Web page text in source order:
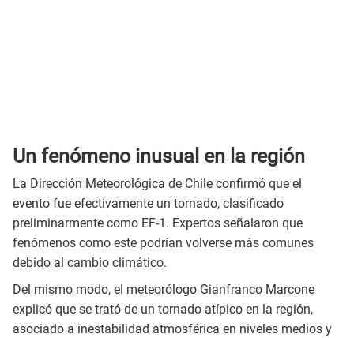
Un fenómeno inusual en la región
La Dirección Meteorológica de Chile confirmó que el
evento fue efectivamente un tornado, clasificado
preliminarmente como EF-1. Expertos señalaron que
fenómenos como este podrían volverse más comunes
debido al cambio climático.
Del mismo modo, el meteorólogo Gianfranco Marcone
explicó que se trató de un tornado atípico en la región,
asociado a inestabilidad atmosférica en niveles medios y